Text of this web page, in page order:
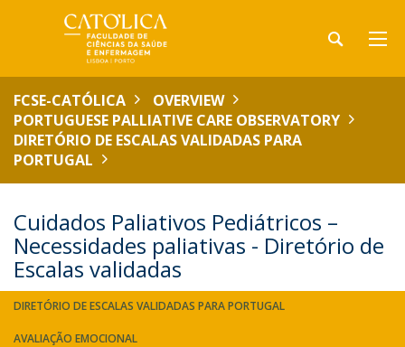
FCSE-CATÓLICA
OVERVIEW
PORTUGUESE PALLIATIVE CARE OBSERVATORY
DIRETÓRIO DE ESCALAS VALIDADAS PARA
PORTUGAL
Cuidados Paliativos Pediátricos –
Necessidades paliativas - Diretório de
Escalas validadas
DIRETÓRIO DE ESCALAS VALIDADAS PARA PORTUGAL
AVALIAÇÃO EMOCIONAL